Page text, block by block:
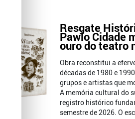
Resgate
Pawlo Cidade
ouro do teatro
Obra reconstitui a
décadas de 1980 e
grupos e artistas que
A memória cultural do
registro histórico
semestre de 2026. O